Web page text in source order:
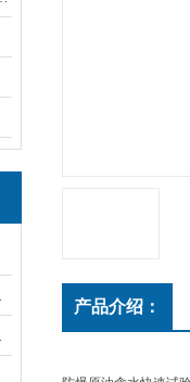
产品介绍：